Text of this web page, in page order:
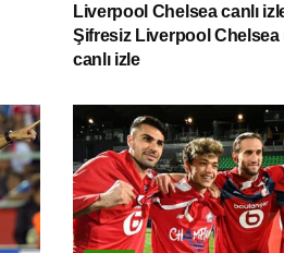
Liverpool Chelsea canlı
Şifresiz Liverpool Chelsea
canlı izle